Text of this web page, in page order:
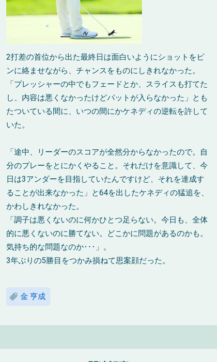
2打差の首位から出た最終日は面白いようにショットをピ
ンに絡ませながら、チャンスをものにしきれなかった。
「プレッシャーの中でもフェードとか、スライスも打てた
し、内容は悪くなかったけどパットが入らなかった」とも
たついている間に、いつの間にかケネディの逆転を許して
いた。
「途中、リーダーのスコアが全然分からなかったので。自
分のプレーをとにかくやること。それだけを意識して、今
日は3アンダーを目指していたんですけど、それを達成す
ることが出来なかった」と64を出したケネディの猛追を、
かわしきれなかった。
「調子は悪くないのに何かひとつ足らない。今日も、全体
的に悪くないのに勝てない。どこかに問題があるのかも。
気持ち的な問題なのか･･･」。
3年ぶりの5勝目をつかみ損ねて思案顔だった。
金 亨成